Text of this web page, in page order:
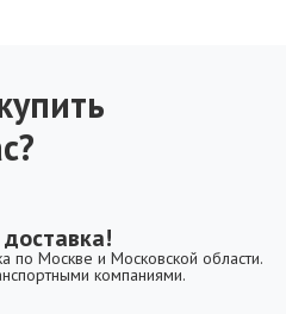
по Москве и Московской области.
компаниями.